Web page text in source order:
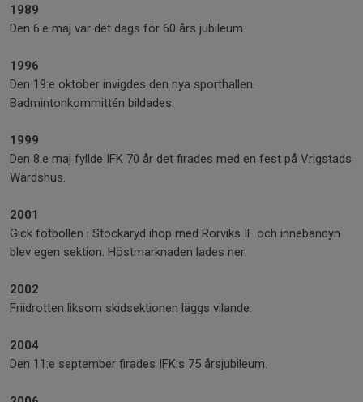
1989
Den 6:e maj var det dags för 60 års jubileum.
1996
Den 19:e oktober invigdes den nya sporthallen.
Badmintonkommittén bildades.
1999
Den 8:e maj fyllde IFK 70 år det firades med en fest på Vrigstads
Wärdshus.
2001
Gick fotbollen i Stockaryd ihop med Rörviks IF och innebandyn
blev egen sektion. Höstmarknaden lades ner.
2002
Friidrotten liksom skidsektionen läggs vilande.
2004
Den 11:e september firades IFK:s 75 årsjubileum.